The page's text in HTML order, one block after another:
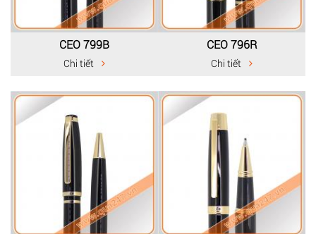
CEO 799B
Chi tiết
CEO 796R
Chi tiết